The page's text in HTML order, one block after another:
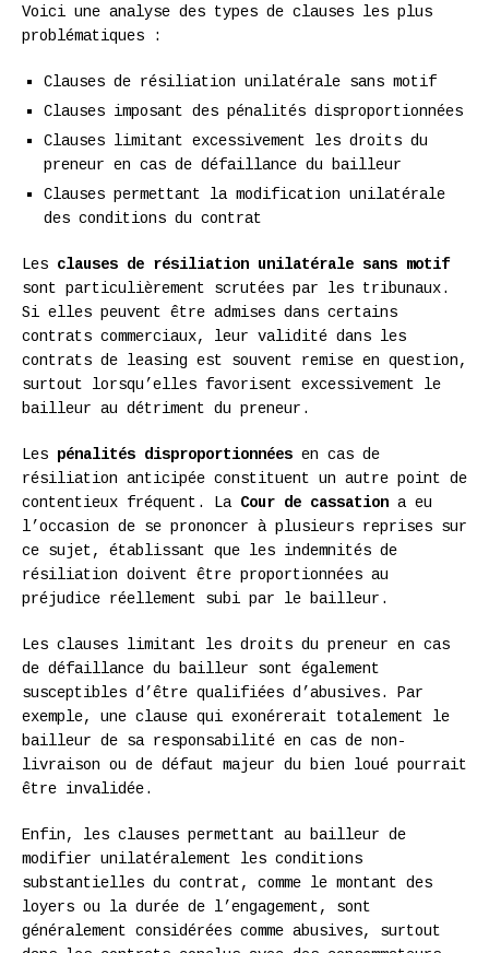
Voici une analyse des types de clauses les plus
problématiques :
Clauses de résiliation unilatérale sans motif
Clauses imposant des pénalités disproportionnées
Clauses limitant excessivement les droits du
preneur en cas de défaillance du bailleur
Clauses permettant la modification unilatérale
des conditions du contrat
Les clauses de résiliation unilatérale sans motif
sont particulièrement scrutées par les tribunaux.
Si elles peuvent être admises dans certains
contrats commerciaux, leur validité dans les
contrats de leasing est souvent remise en question,
surtout lorsqu’elles favorisent excessivement le
bailleur au détriment du preneur.
Les pénalités disproportionnées en cas de
résiliation anticipée constituent un autre point de
contentieux fréquent. La Cour de cassation a eu
l’occasion de se prononcer à plusieurs reprises sur
ce sujet, établissant que les indemnités de
résiliation doivent être proportionnées au
préjudice réellement subi par le bailleur.
Les clauses limitant les droits du preneur en cas
de défaillance du bailleur sont également
susceptibles d’être qualifiées d’abusives. Par
exemple, une clause qui exonérerait totalement le
bailleur de sa responsabilité en cas de non-
livraison ou de défaut majeur du bien loué pourrait
être invalidée.
Enfin, les clauses permettant au bailleur de
modifier unilatéralement les conditions
substantielles du contrat, comme le montant des
loyers ou la durée de l’engagement, sont
généralement considérées comme abusives, surtout